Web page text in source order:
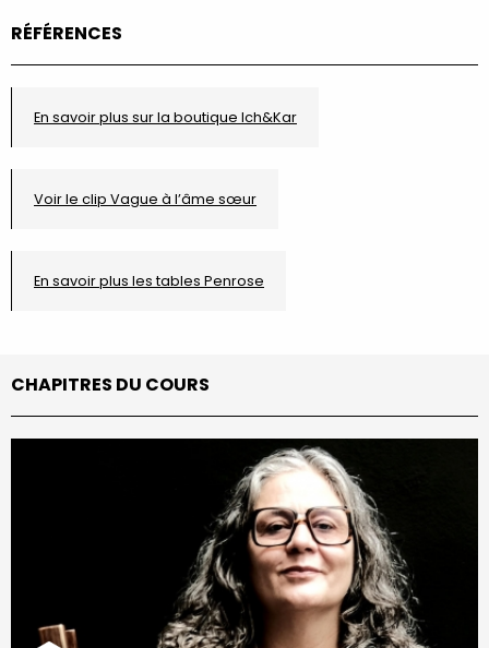
RÉFÉRENCES
En savoir plus sur la boutique Ich&Kar
Voir le clip Vague à l’âme sœur
En savoir plus les tables Penrose
CHAPITRES DU COURS